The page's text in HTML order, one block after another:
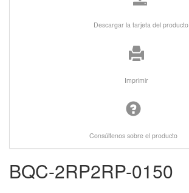
Descargar la tarjeta del producto
Imprimir
Consúltenos sobre el producto
BQC-2RP2RP-0150